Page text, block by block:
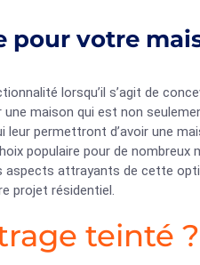
pour votre
lorsqu’il s’agit de
maison qui est non
permettront d’avoir une
populaire pour de nombreux
aspects attrayants de cette
projet résidentiel.
teinté ?